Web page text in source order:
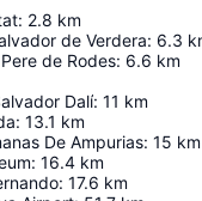
: 2.8 km
de Verdera: 6.3
de Rodes: 6.6 km
Dalí: 11 km
: 13.1 km
De Ampurias: 15 km
: 16.4 km
: 17.6 km